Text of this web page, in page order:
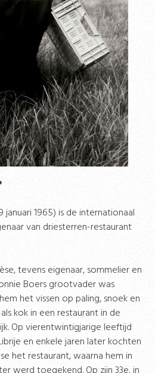
1965) is de internationaal
van driesterren-restaurant
tevens eigenaar, sommelier en
Boers grootvader was
het vissen op paling, snoek en
kok in een restaurant in de
Op vierentwintigjarige leeftijd
en enkele jaren later kochten
het restaurant, waarna hem in